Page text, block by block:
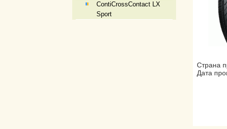
ContiCrossContact LX
Sport
Страна
Дата